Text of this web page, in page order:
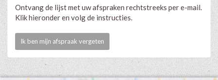
Ontvang de lijst met uw afspraken rechtstreeks per e-mail.
Klik hieronder en volg de instructies.
Ik ben mijn afspraak vergeten